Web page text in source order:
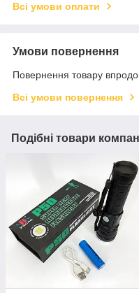
Всі умови оплати
Умови повернення
Повернення товару
Всі умови повернення
Подібні товари